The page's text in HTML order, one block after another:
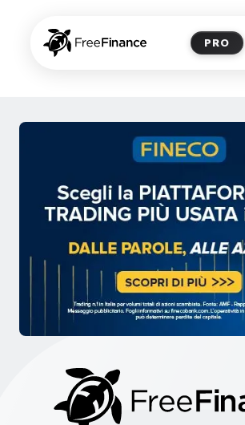
PRO
News
Formazione
Formazione Online Corsi di